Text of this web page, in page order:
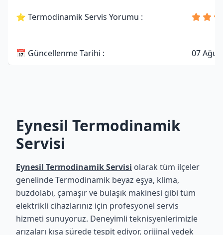
⭐ Termodinamik Servis Yorumu :
📅 Güncellenme Tarihi : 07
Eynesil Termodinamik
Servisi
Eynesil Termodinamik Servisi olarak tüm ilçeler
genelinde Termodinamik beyaz eşya, klima,
buzdolabı, çamaşır ve bulaşık makinesi gibi tüm
elektrikli cihazlarınız için profesyonel servis
hizmeti sunuyoruz. Deneyimli teknisyenlerimizle
arızaları kısa sürede tespit ediyor, orijinal yedek